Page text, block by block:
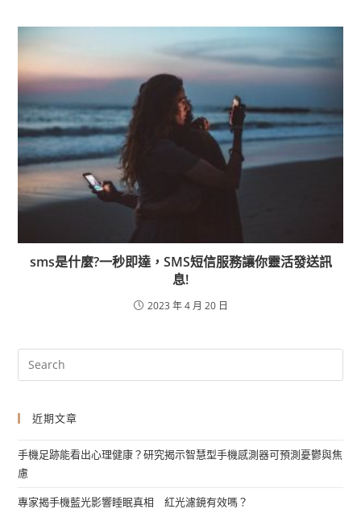
sms是什麼?一秒即達，SMS短信服務讓你靈活發送訊
息!
2023 年 4 月 20 日
近期文章
手機足跡能看出心理健康？研究揭示智慧型手機感測器可預測憂鬱與焦
慮
專家揭手機藍光影響睡眠真相 紅光濾鏡有效嗎？